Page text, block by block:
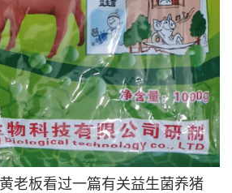
老板看过一篇有关益生菌养猪